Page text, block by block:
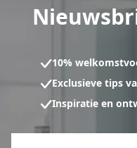
10%
Exclusieve tips
Inspiratie en